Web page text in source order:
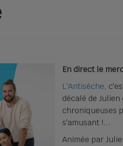
En direct le
L'Antisèche,
décalé de
chroniqueuses
s'amusant !
Animée par